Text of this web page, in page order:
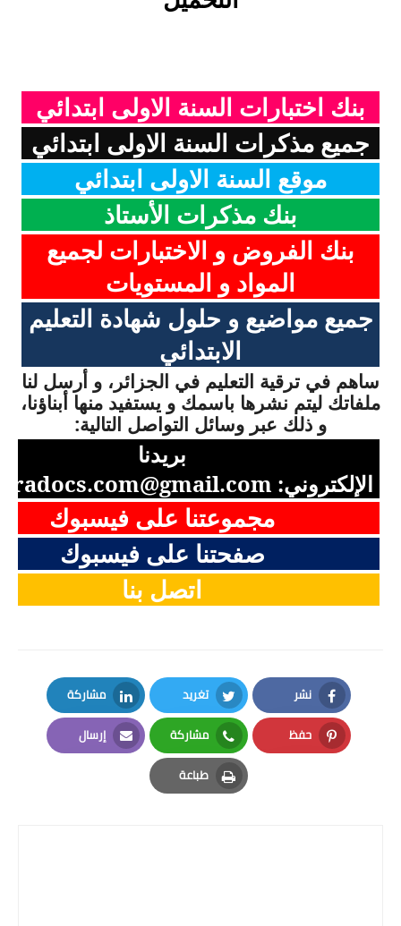
بنك اختبارات السنة الاولى ابتدائي
جميع مذكرات السنة الاولى ابتدائي
موقع السنة الاولى ابتدائي
بنك مذكرات الأستاذ
بنك الفروض و الاختبارات لجميع
المواد و المستويات
جميع مواضيع و حلول شهادة التعليم
الابتدائي
ساهم في ترقية التعليم في الجزائر، و أرسل لنا
ملفاتك ليتم نشرها باسمك و يستفيد منها أبناؤنا،
و ذلك عبر وسائل التواصل التالية:
بريدنا
الإلكتروني:
مجموعتنا على فيسبوك
صفحتنا على فيسبوك
اتصل بنا
نشر
Facebook
تغريد
Twitter
مشاركة
LinkedIn
حفظ
Pinterest
مشاركة
Whatsapp
إرسال
Email
طباعة
Print